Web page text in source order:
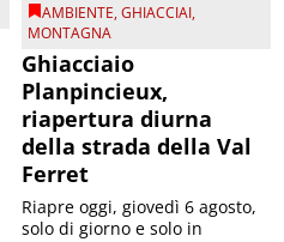
AMBIENTE,GHIACCIAI,
MONTAGNA
Ghiacciaio
Planpincieux,
riapertura diurna
della strada della Val
Ferret
Riapre oggi, giovedì 6 agosto,
solo di giorno e solo in